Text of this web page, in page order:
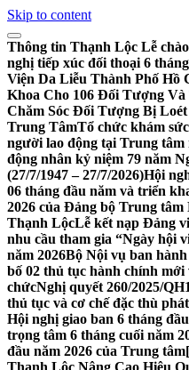
Skip to content
Thông tin Thạnh Lộc Lễ
nghị tiếp xúc đối thoại 6
Viện Da Liễu Thành Phố Hồ
Khoa Cho 106 Đối Tượng
Chăm Sóc Đối Tượng Bị
Trung TâmTổ chức khám
người lao động tại Trung tâm
động nhân kỷ niệm 79 năm
(27/7/1947 – 27/7/2026)Hội
06 tháng đầu năm và triển
2026 của Đảng bộ Trung
Thạnh LộcLễ kết nạp Đảng
nhu cầu tham gia “Ngày hội
năm 2026Bộ Nội vụ ban
bố 02 thủ tục hành chính mới
chứcNghị quyết 260/2025/
thủ tục và cơ chế đặc thù
Hội nghị giao ban 6 tháng
trọng tâm 6 tháng cuối năm
đầu năm 2026 của Trung tâm
Thạnh Lộc Nâng Cao Hiệu